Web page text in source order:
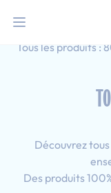
Accueil
Tous les produits :
Découvrez
Des produits